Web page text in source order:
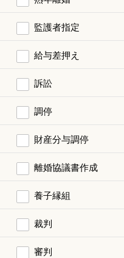
監護者指定
給与差押え
訴訟
調停
財産分与調停
離婚協議書作成
養子縁組
裁判
審判